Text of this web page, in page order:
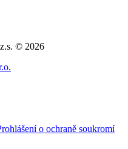
© 2026
o ochraně soukromí